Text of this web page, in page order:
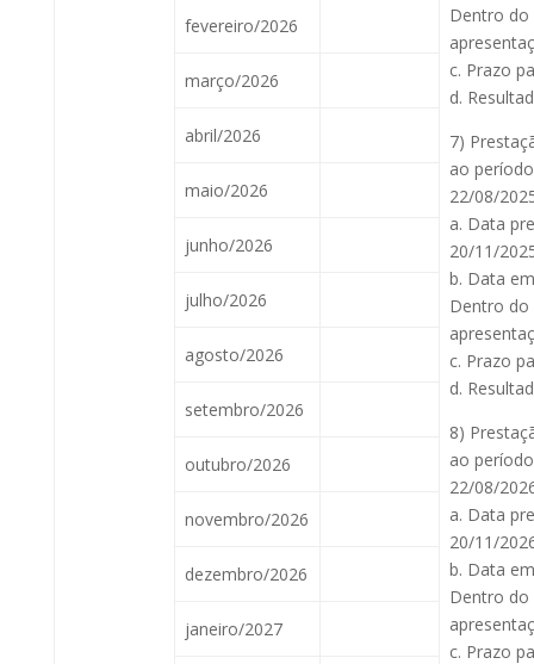
Dentro do
c. Prazo
d.
7)
ao
22/08/
a. Data
20/11/
b. Data
Dentro do
c. Prazo
d.
8)
ao
22/08/
a. Data
20/11/
b. Data
Dentro do
c. Prazo
fevereiro/2026
março/2026
abril/2026
maio/2026
junho/2026
julho/2026
agosto/2026
setembro/2026
outubro/2026
novembro/2026
dezembro/2026
janeiro/2027